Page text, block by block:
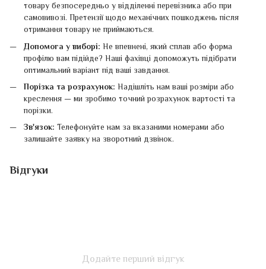
товару безпосередньо у відділенні перевізника або при
самовивозі. Претензії щодо механічних пошкоджень після
отримання товару не приймаються.
Допомога у виборі: Не впевнені, який сплав або форма
профілю вам підійде? Наші фахівці допоможуть підібрати
оптимальний варіант під ваші завдання.
Порізка та розрахунок: Надішліть нам ваші розміри або
креслення — ми зробимо точний розрахунок вартості та
порізки.
Зв'язок: Телефонуйте нам за вказаними номерами або
залишайте заявку на зворотний дзвінок.
Відгуки
Додайте перший відгук